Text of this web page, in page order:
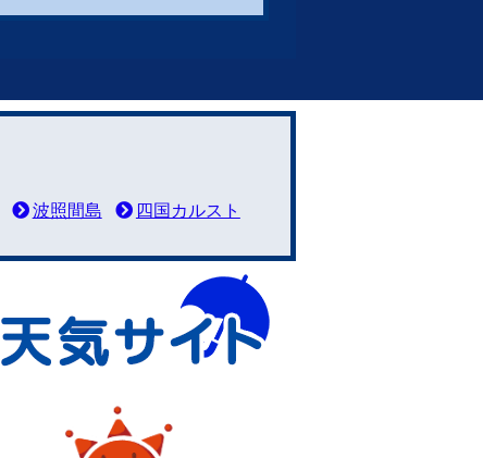
波照間島 四国カルスト